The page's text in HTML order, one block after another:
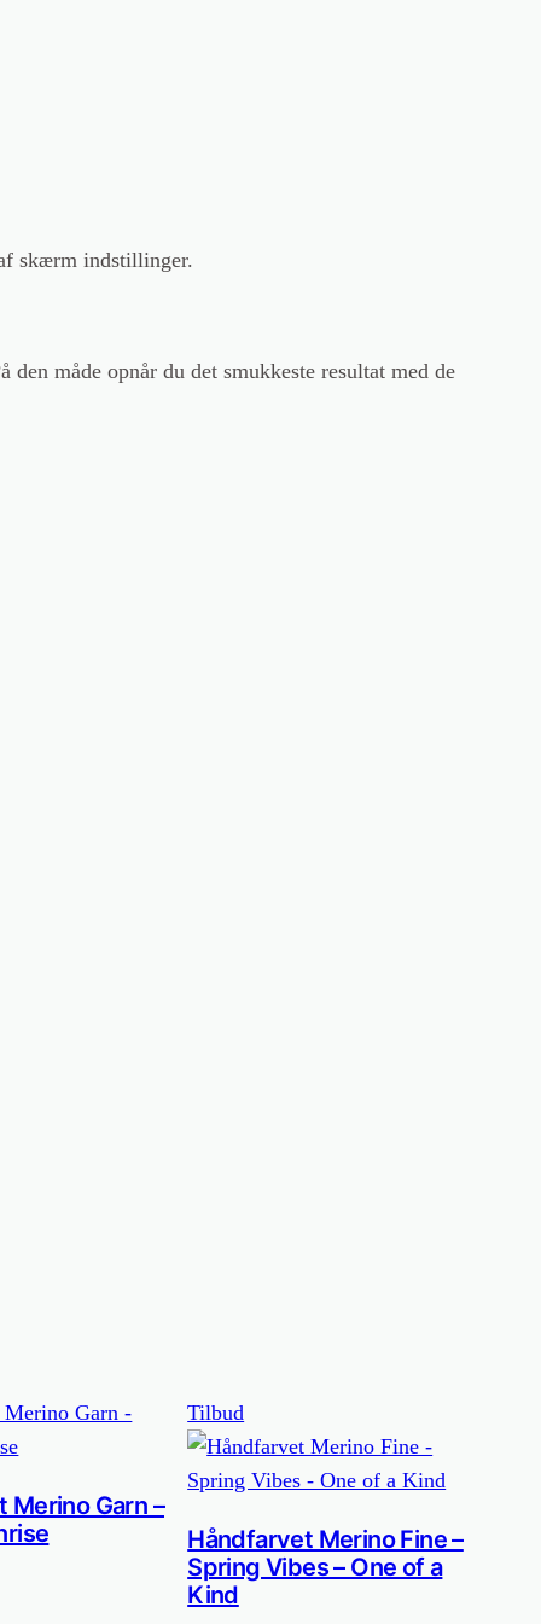
skærm indstillinger.
måde opnår du det smukkeste resultat med de
Merino Garn –
Tilbud
på
tilbud
Håndfarvet Merino Fine –
Spring Vibes – One of a
Kind